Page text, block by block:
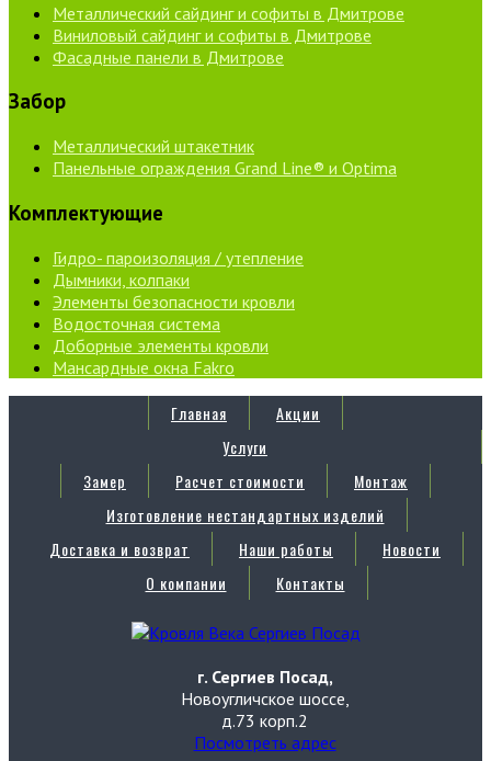
Металлический сайдинг и софиты в Дмитрове
Виниловый сайдинг и софиты в Дмитрове
Фасадные панели в Дмитрове
Забор
Металлический штакетник
Панельные ограждения Grand Line® и Optima
Комплектующие
Гидро- пароизоляция / утепление
Дымники, колпаки
Элементы безопасности кровли
Водосточная система
Доборные элементы кровли
Мансардные окна Fakro
Главная
Акции
Услуги
Замер
Расчет стоимости
Монтаж
Изготовление нестандартных изделий
Доставка и возврат
Наши работы
Новости
О компании
Контакты
г. Сергиев Посад,
Новоугличское шоссе,
д.73 корп.2
Посмотреть адрес